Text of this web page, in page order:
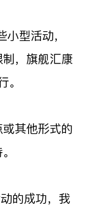
型活动，
，旗舰汇康
其他形式的
的成功，我